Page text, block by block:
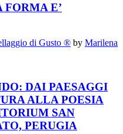
FORMA E’
di Gusto ® by Marilena
DAI PAESAGGI
ALLA POESIA
SAN
PERUGIA